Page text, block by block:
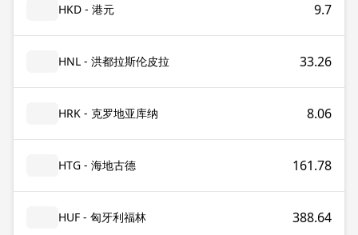
HKD - 港元 9.7
HNL - 洪都拉斯伦皮拉 33.26
HRK - 克罗地亚库纳 8.06
HTG - 海地古德 161.78
HUF - 匈牙利福林 388.64